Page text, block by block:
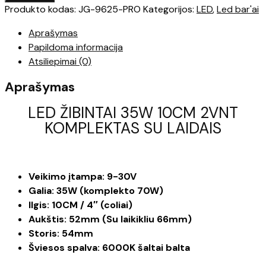
kiekis:
ŽIBINTAI
35W
10CM
2VNT
KOMPLEKTAS
Produkto kodas: JG-9625-PRO Kategorijos: LED,Led bar'ai
Aprašymas
Papildoma informacija
Atsiliepimai (0)
Aprašymas
LED ŽIBINTAI 35W 10CM 2VNT
KOMPLEKTAS SU LAIDAIS
Veikimo įtampa: 9-30V
Galia: 35W (komplekto 70W)
Ilgis: 10CM / 4″ (coliai)
Aukštis: 52mm (Su laikikliu 66mm)
Storis: 54mm
Šviesos spalva: 6000K šaltai balta